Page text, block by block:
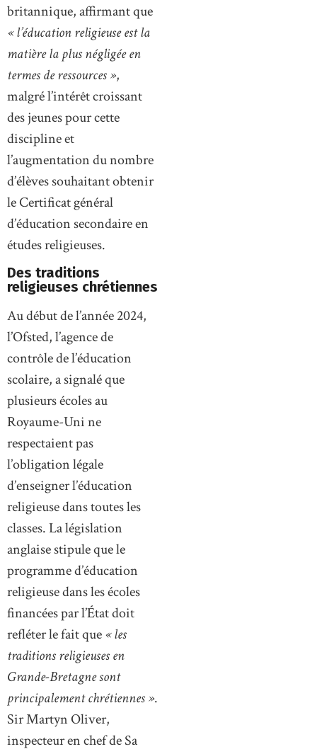
britannique, affirmant que
« l’éducation religieuse est la
matière la plus négligée en
termes de ressources »,
malgré l’intérêt croissant
des jeunes pour cette
discipline et
l’augmentation du nombre
d’élèves souhaitant obtenir
le Certificat général
d’éducation secondaire en
études religieuses.
Des traditions
religieuses chrétiennes
Au début de l’année 2024,
l’Ofsted, l’agence de
contrôle de l’éducation
scolaire, a signalé que
plusieurs écoles au
Royaume-Uni ne
respectaient pas
l’obligation légale
d’enseigner l’éducation
religieuse dans toutes les
classes. La législation
anglaise stipule que le
programme d’éducation
religieuse dans les écoles
financées par l’État doit
refléter le fait que« les
traditions religieuses en
Grande-Bretagne sont
principalement chrétiennes ».
Sir Martyn Oliver,
inspecteur en chef de Sa